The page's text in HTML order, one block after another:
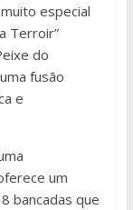
especial
Terroir”
do
fusão
e
um
bancadas que